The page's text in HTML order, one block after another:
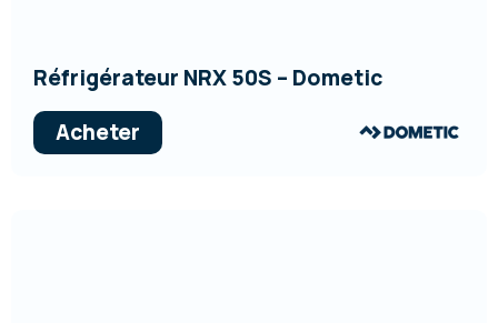
Réfrigérateur NRX 50S – Dometic
Acheter